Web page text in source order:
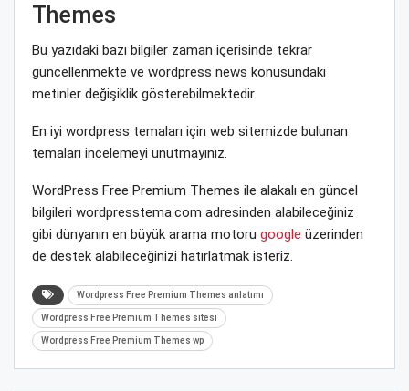
Themes
Bu yazıdaki bazı bilgiler zaman içerisinde tekrar
güncellenmekte ve wordpress news konusundaki
metinler değişiklik gösterebilmektedir.
En iyi wordpress temaları için web sitemizde bulunan
temaları incelemeyi unutmayınız.
WordPress Free Premium Themes ile alakalı en güncel
bilgileri wordpresstema.com adresinden alabileceğiniz
gibi dünyanın en büyük arama motoru google üzerinden
de destek alabileceğinizi hatırlatmak isteriz.
Wordpress Free Premium Themes anlatımı
Wordpress Free Premium Themes sitesi
Wordpress Free Premium Themes wp